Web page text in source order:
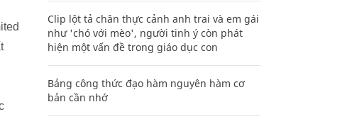
Clip lột tả chân thực cảnh anh trai và em gái
như 'chó với mèo', người tinh ý còn phát
hiện một vấn đề trong giáo dục con
Bảng công thức đạo hàm nguyên hàm cơ
bản cần nhớ